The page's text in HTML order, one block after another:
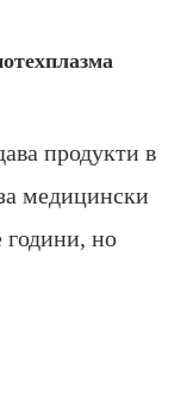
продукти в
медицински
години, но